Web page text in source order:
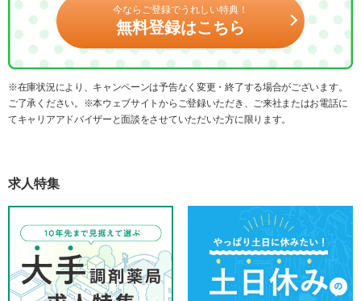
今ならご登録でうれしい特典！
無料登録はこちら
※在庫状況により、キャンペーンは予告なく変更・終了する場合がございます。
ご了承ください。※本ウェブサイトからご登録いただき、ご来社またはお電話に
てキャリアアドバイザーと面談をさせていただいた方に限ります。
求人特集